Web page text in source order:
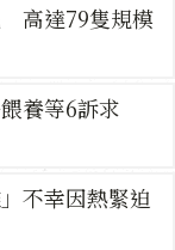
高達79隻規模
養等6訴求
不幸因熱緊迫